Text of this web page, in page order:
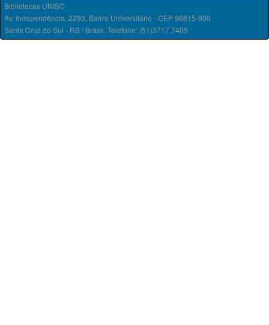
Bibliotecas UNISC
Av. Independência, 2293, Bairro Universitário - CEP 96815-900
Santa Cruz do Sul - RS / Brasil. Telefone: (51)3717.7409